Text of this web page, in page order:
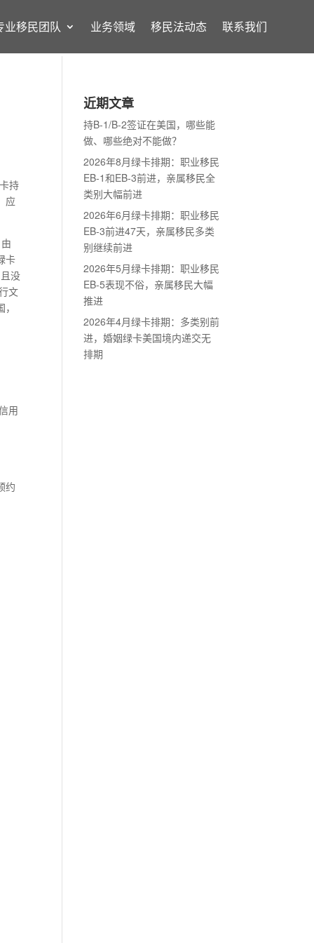
业移民团队 业务领域 移民法动态 联系我们
持
应
卡
没
文
用
约
近期文章
持B-1/B-2签证在美国，哪些能
做、哪些绝对不能做？
2026年8月绿卡排期：职业移民
EB-1和EB-3前进，亲属移民全
类别大幅前进
2026年6月绿卡排期：职业移民
EB-3前进47天，亲属移民多类
别继续前进
2026年5月绿卡排期：职业移民
EB-5表现不俗，亲属移民大幅
推进
2026年4月绿卡排期：多类别前
进，婚姻绿卡美国境内递交无
排期